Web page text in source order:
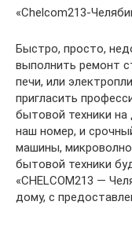
«Chelcom213-
Быстро, просто,
выполнить ремонт
печи, или
пригласить
бытовой техники на
наш номер, и
машины,
бытовой техники
«CHELCOM213 —
дому, с